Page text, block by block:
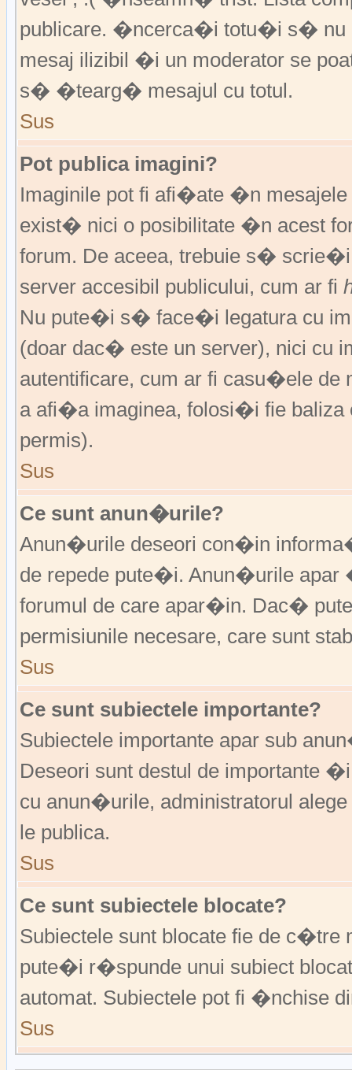
publicare. �ncerca�i totu�i s� nu
mesaj ilizibil �i un moderator se
s� �tearg� mesajul cu totul.
Sus
Pot publica imagini?
Imaginile pot fi afi�ate �n
exist� nici o posibilitate �n acest
forum. De aceea, trebuie s�
server accesibil publicului, cum ar fi
Nu pute�i s� face�i legatura cu
(doar dac� este un server), nici cu
autentificare, cum ar fi casu�ele de
a afi�a imaginea, folosi�i fie baliza
permis).
Sus
Ce sunt anun�urile?
Anun�urile deseori con�in
de repede pute�i. Anun�urile
forumul de care apar�in. Dac�
permisiunile necesare, care sunt
Sus
Ce sunt subiectele importante?
Subiectele importante apar sub
Deseori sunt destul de
cu anun�urile, administratorul
le publica.
Sus
Ce sunt subiectele blocate?
Subiectele sunt blocate fie de
pute�i r�spunde unui subiect
automat. Subiectele pot fi �nchise
Sus